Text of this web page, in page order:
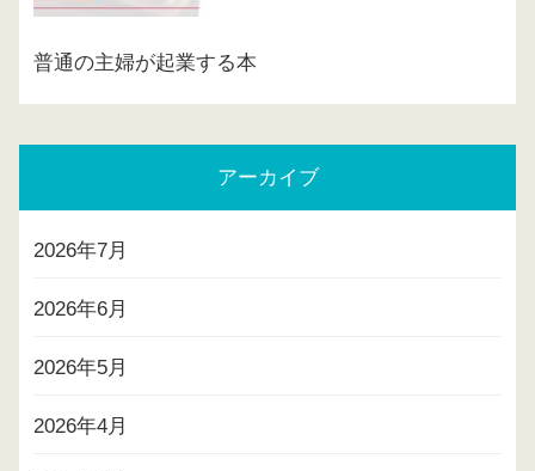
普通の主婦が起業する本
アーカイブ
2026年7月
2026年6月
2026年5月
2026年4月